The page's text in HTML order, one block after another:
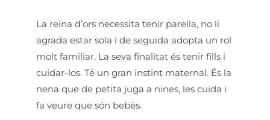
La reina d’ors necessita tenir parella, no li
agrada estar sola i de seguida adopta un rol
molt familiar. La seva finalitat és tenir fills i
cuidar-los. Té un gran instint maternal. És la
nena que de petita juga a nines, les cuida i
fa veure que són bebès.